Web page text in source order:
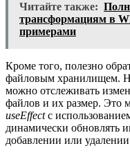
Читайте также:
трансформациям в
примерами
Кроме того, полезно
файловым хранилищем.
можно отслеживать
файлов и их размер. Это
useEffectс
динамически обновлять
добавлении или